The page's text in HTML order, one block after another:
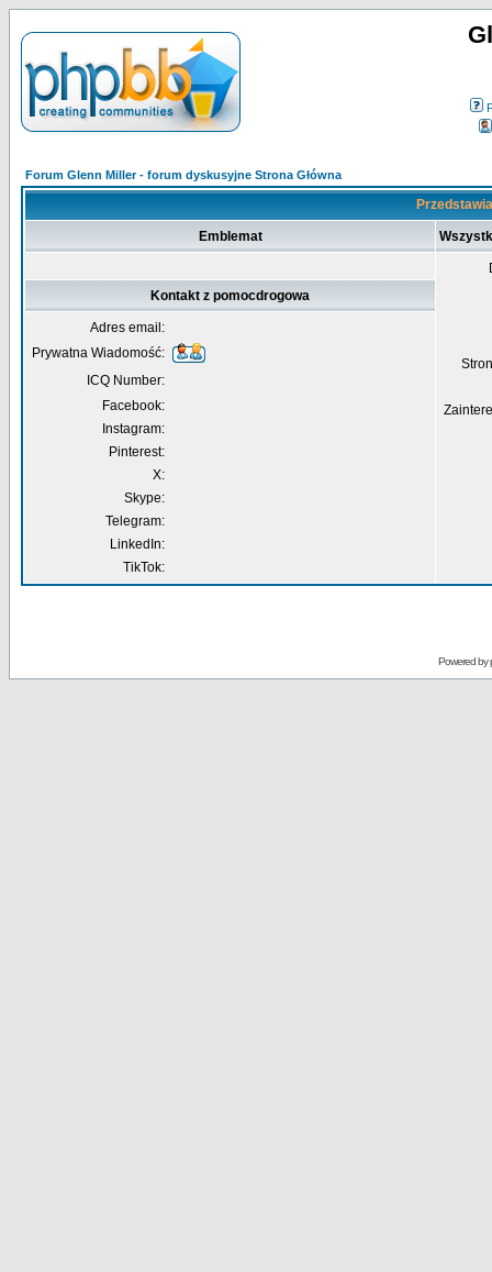
Forum Glenn Miller - forum dyskusyjne Strona Główna
Emblemat
Kontakt z pomocdrogowa
Adres email:
Prywatna Wiadomość:
ICQ Number:
Facebook:
Instagram:
Pinterest:
X:
Skype:
Telegram:
LinkedIn:
TikTok:
Powered by